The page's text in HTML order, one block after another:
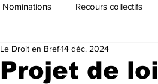
Nominations Recours collectifs
Projet de
Le Droit en Bref14 déc. 2024